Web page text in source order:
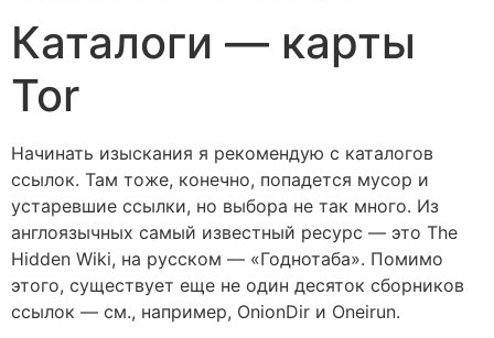
Каталоги — карты
Tor
Начинать изыскания я рекомендую с каталогов
ссылок. Там тоже, конечно, попадется мусор и
устаревшие ссылки, но выбора не так много. Из
англоязычных самый известный ресурс — это The
Hidden Wiki, на русском — «Годнотаба». Помимо
этого, существует еще не один десяток сборников
ссылок — см., например, OnionDir и Oneirun.